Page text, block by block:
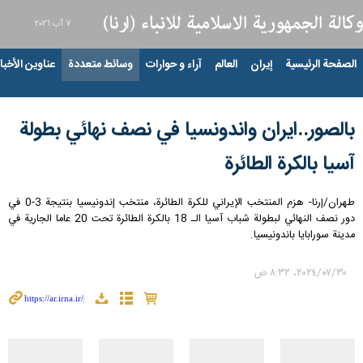
٧ آب ٢٠٢٦
الصفحة الرئيسية إيران العالم آراء و حوارات وسائط متعددة عناوين
بالصور..ايران واندونسیا في نصف نهائي بطولة
آسيا بالكرة الطائرة
طهران/إرنا- هزم المنتخب الإيراني للكرة الطائرة، منتخب إندونيسيا بنتيجة 3-0 في
دور نصف النهائي لبطولة شباب آسيا الـ 18 بالكرة الطائرة تحت 20 عاما الجارية في
مدينة سورابايا باندونيسيا.
٣٠‏/٠٧‏/٢٠٢٤، ٨:٣٢ ص